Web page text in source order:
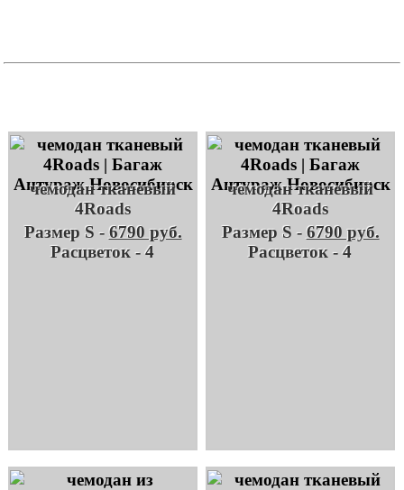
чемодан тканевый
4Roads
Размер S - 6790 руб.
Расцветок - 4
чемодан тканевый
4Roads
Размер S - 6790 руб.
Расцветок - 4